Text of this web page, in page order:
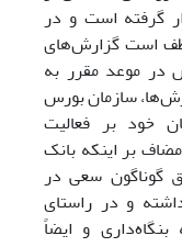
گرفته است و در
است گزارش‌های
در موعد مقرر به
سازمان بورس
خود بر فعالیت
بر اینکه بانک
گوناگون سعی در
و در راستای
و ایضاً